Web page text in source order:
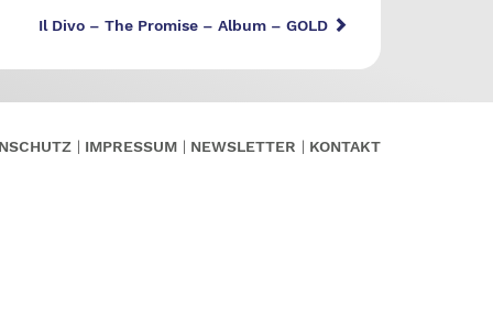
Il Divo – The Promise – Album – GOLD
IMPRESSUM NEWSLETTER KONTAKT